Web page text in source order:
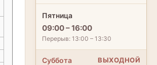
Пятница
09:00 – 16:00
Перерыв: 13:00 – 13:30
Суббота ВЫХОДНОЙ